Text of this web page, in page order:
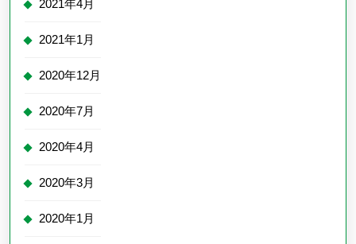
2021年4月
2021年1月
2020年12月
2020年7月
2020年4月
2020年3月
2020年1月